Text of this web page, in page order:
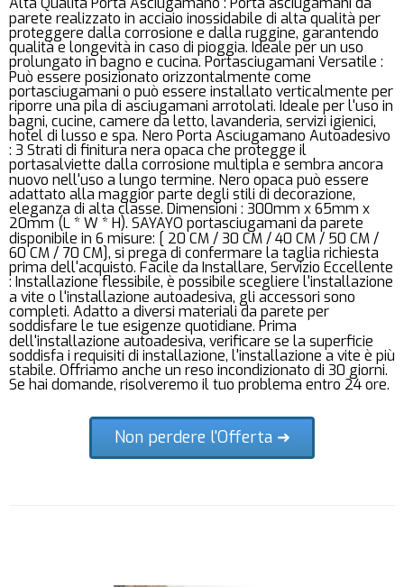
parete realizzato in acciaio inossidabile di alta qualità per
proteggere dalla corrosione e dalla ruggine, garantendo
qualità e longevità in caso di pioggia. Ideale per un uso
prolungato in bagno e cucina. Portasciugamani Versatile :
Può essere posizionato orizzontalmente come
portasciugamani o può essere installato verticalmente per
riporre una pila di asciugamani arrotolati. Ideale per l'uso in
bagni, cucine, camere da letto, lavanderia, servizi igienici,
hotel di lusso e spa. Nero Porta Asciugamano Autoadesivo
: 3 Strati di finitura nera opaca che protegge il
portasalviette dalla corrosione multipla e sembra ancora
nuovo nell'uso a lungo termine. Nero opaca può essere
adattato alla maggior parte degli stili di decorazione,
eleganza di alta classe. Dimensioni : 300mm x 65mm x
20mm (L * W * H). SAYAYO portasciugamani da parete
disponibile in 6 misure: [ 20 CM / 30 CM / 40 CM / 50 CM /
60 CM / 70 CM], si prega di confermare la taglia richiesta
prima dell'acquisto. Facile da Installare, Servizio Eccellente
: Installazione flessibile, è possibile scegliere l'installazione
a vite o l'installazione autoadesiva, gli accessori sono
completi. Adatto a diversi materiali da parete per
soddisfare le tue esigenze quotidiane. Prima
dell'installazione autoadesiva, verificare se la superficie
soddisfa i requisiti di installazione, l'installazione a vite è più
stabile. Offriamo anche un reso incondizionato di 30 giorni.
Se hai domande, risolveremo il tuo problema entro 24 ore.
Non perdere l'Offerta ➜